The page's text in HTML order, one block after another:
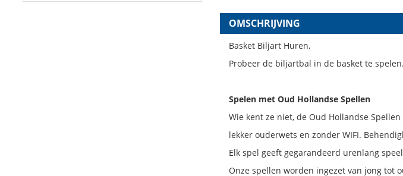
OMSCHRIJVING
Basket Biljart Huren,
Probeer de biljartbal in de basket te spelen.
Spelen met Oud Hollandse Spellen
Wie kent ze niet, de Oud Hollandse
lekker ouderwets en zonder WIFI.
Elk spel geeft gegarandeerd urenlang
Onze spellen worden ingezet van jong tot